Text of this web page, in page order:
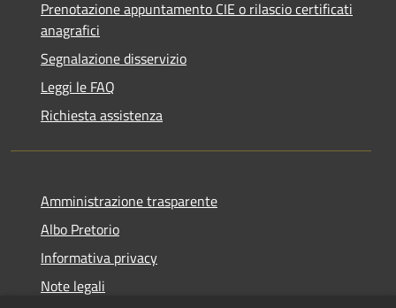
Prenotazione appuntamento CIE o rilascio certificati
anagrafici
Segnalazione disservizio
Leggi le FAQ
Richiesta assistenza
Amministrazione trasparente
Albo Pretorio
Informativa privacy
Note legali